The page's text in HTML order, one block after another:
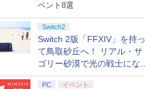
ベント8選
Switch2
Switch 2版「FFXIV」を持っ
て鳥取砂丘へ！ リアル・サ
ゴリー砂漠で光の戦士になっ
てみた
PC
イベント